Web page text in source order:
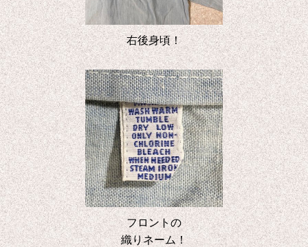
右後身頃！
フロントの
織りネーム！